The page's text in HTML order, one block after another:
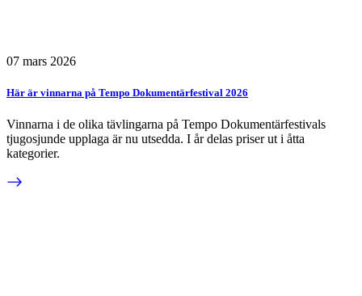
07 mars 2026
Här är vinnarna på Tempo Dokumentärfestival 2026
Vinnarna i de olika tävlingarna på Tempo Dokumentärfestivals
tjugosjunde upplaga är nu utsedda. I år delas priser ut i åtta
kategorier.